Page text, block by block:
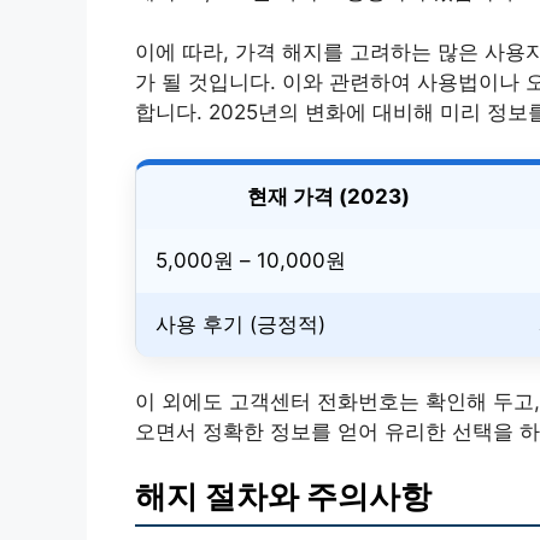
이에 따라, 가격 해지를 고려하는 많은 사용
가 될 것입니다. 이와 관련하여 사용법이나
합니다. 2025년의 변화에 대비해 미리 정보
현재 가격 (2023)
5,000원 – 10,000원
사용 후기 (긍정적)
이 외에도 고객센터 전화번호는 확인해 두
오면서 정확한 정보를 얻어 유리한 선택을
해지 절차와 주의사항